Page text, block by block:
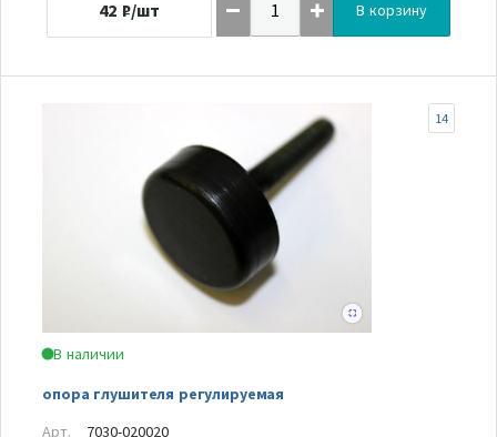
42 ₽/шт В корзину
В наличии
опора глушителя регулируемая
14
Арт.
7030-020020